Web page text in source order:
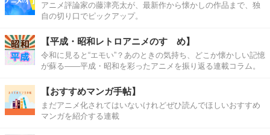
アニメ評論家の藤津亮太が、最新作から懐かしの作品まで、独
自の切り口でピックアップ。
【平成・昭和レトロアニメのすゝめ】
令和に見ると“エモい”？あのときの気持ち、どこか懐かしい記憶
が蘇る――平成・昭和を彩ったアニメを振り返る連載コラム。
【おすすめマンガ手帖】
まだアニメ化されてはいないけれどぜひ読んでほしいおすすめ
マンガを紹介する連載